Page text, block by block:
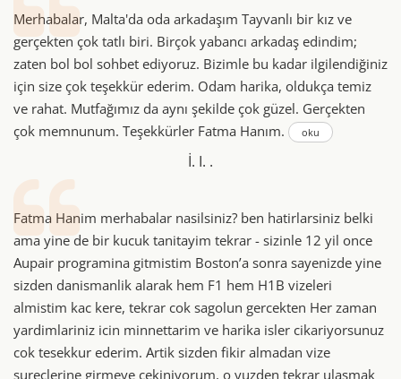
Merhabalar, Malta'da oda arkadaşım Tayvanlı bir kız ve
gerçekten çok tatlı biri. Birçok yabancı arkadaş edindim;
zaten bol bol sohbet ediyoruz. Bizimle bu kadar ilgilendiğiniz
için size çok teşekkür ederim. Odam harika, oldukça temiz
ve rahat. Mutfağımız da aynı şekilde çok güzel. Gerçekten
çok memnunum. Teşekkürler Fatma Hanım.
oku
İ. I. .
Fatma Hanim merhabalar nasilsiniz? ben hatirlarsiniz belki
ama yine de bir kucuk tanitayim tekrar - sizinle 12 yil once
Aupair programina gitmistim Boston’a sonra sayenizde yine
sizden danismanlik alarak hem F1 hem H1B vizeleri
almistim kac kere, tekrar cok sagolun gercekten Her zaman
yardimlariniz icin minnettarim ve harika isler cikariyorsunuz
cok tesekkur ederim. Artik sizden fikir almadan vize
sureclerine girmeye cekiniyorum, o yuzden tekrar ulasmak